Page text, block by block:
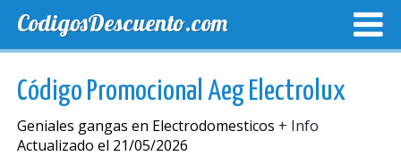
CodigosDescuento.com
Código Promocional Aeg Electrolux
Geniales gangas en Electrodomesticos + Info
Actualizado el 21/05/2026